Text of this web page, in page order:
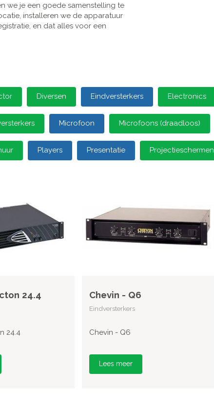
we je een goede samenstelling te
installeren we de apparatuur
en dat alles voor een
Diversen Eindversterkers Electronics
Microfoon Microfoons (draadloos)
Players Presentatie Projectieschermen
24.4
24.4
Chevin - Q6
Eindversterkers
Chevin - Q6
Lees meer